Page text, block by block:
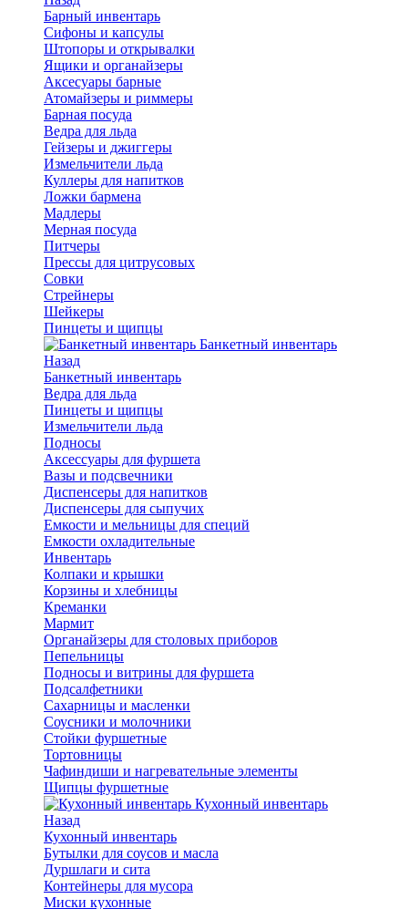
Барный инвентарь
Сифоны и капсулы
Штопоры и открывалки
Ящики и органайзеры
Аксесуары барные
Атомайзеры и риммеры
Барная посуда
Ведра для льда
Гейзеры и джиггеры
Измельчители льда
Куллеры для напитков
Ложки бармена
Мадлеры
Мерная посуда
Питчеры
Прессы для цитрусовых
Совки
Стрейнеры
Шейкеры
Пинцеты и щипцы
Банкетный инвентарь
Назад
Банкетный инвентарь
Ведра для льда
Пинцеты и щипцы
Измельчители льда
Подносы
Аксессуары для фуршета
Вазы и подсвечники
Диспенсеры для напитков
Диспенсеры для сыпучих
Емкости и мельницы для специй
Емкости охладительные
Инвентарь
Колпаки и крышки
Корзины и хлебницы
Креманки
Мармит
Органайзеры для столовых приборов
Пепельницы
Подносы и витрины для фуршета
Подсалфетники
Сахарницы и масленки
Соусники и молочники
Стойки фуршетные
Тортовницы
Чафиндиши и нагревательные элементы
Щипцы фуршетные
Кухонный инвентарь
Назад
Кухонный инвентарь
Бутылки для соусов и масла
Дуршлаги и сита
Контейнеры для мусора
Миски кухонные